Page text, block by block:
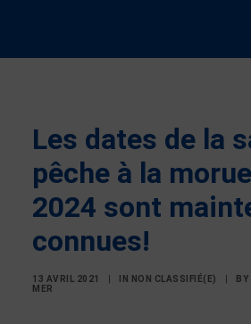
Les dates de la
pêche à la
2024 sont
connues!
13 AVRIL 2021 IN NON CLASSIFIÉ(E) BY
MER